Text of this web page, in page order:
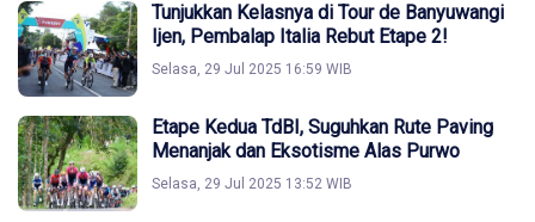
Tunjukkan Kelasnya di Tour de Banyuwangi
Ijen, Pembalap Italia Rebut Etape 2!
Selasa, 29 Jul 2025 16:59 WIB
Etape Kedua TdBI, Suguhkan Rute Paving
Menanjak dan Eksotisme Alas Purwo
Selasa, 29 Jul 2025 13:52 WIB